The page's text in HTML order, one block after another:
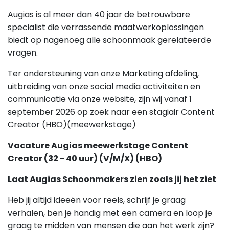
Augias is al meer dan 40 jaar de betrouwbare
specialist die verrassende maatwerkoplossingen
biedt op nagenoeg alle schoonmaak gerelateerde
vragen.
Ter ondersteuning van onze Marketing afdeling,
uitbreiding van onze social media activiteiten en
communicatie via onze website, zijn wij vanaf 1
september 2026 op zoek naar een stagiair Content
Creator (HBO)(meewerkstage)
Vacature Augias meewerkstage Content
Creator (32 - 40 uur) (V/M/X) (HBO)
Laat Augias Schoonmakers zien zoals jij het ziet
Heb jij altijd ideeën voor reels, schrijf je graag
verhalen, ben je handig met een camera en loop je
graag te midden van mensen die aan het werk zijn?